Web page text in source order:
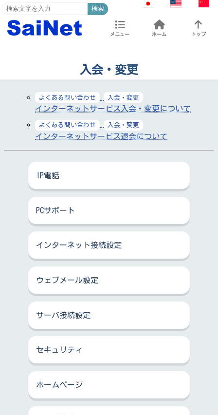
検索
メニュー ホーム トップ
入会・変更
よくある問い合わせ 入会・変更
インターネットサービス入会・変更について
よくある問い合わせ 入会・変更
インターネットサービス退会について
IP電話
PCサポート
インターネット接続設定
ウェブメール設定
サーバ接続設定
セキュリティ
ホームページ